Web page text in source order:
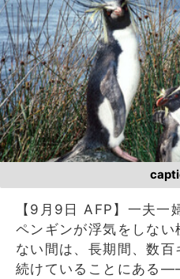
【9月9日 AFP】一夫一
ペンギンが浮気をしな
ない間は、長期間、数
続けていることにある